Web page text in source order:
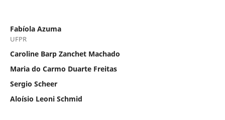
Fabíola Azuma
UFPR
Caroline Barp Zanchet Machado
Maria do Carmo Duarte Freitas
Sergio Scheer
Aloísio Leoni Schmid